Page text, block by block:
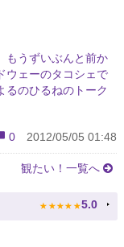
もうずいぶんと前か
ウェーのタコシェで
るのひるねのトーク
0 2012/05/05 01:48
観たい！一覧へ
★ ★ ★ ★ ★ 5.0